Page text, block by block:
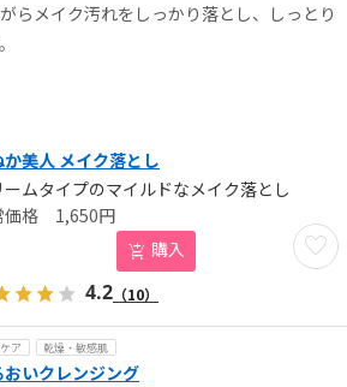
らメイク汚れをしっかり落とし、しっとり
美人 メイク落とし
ームタイプのマイルドなメイク落とし
お気
1,650円
購入
4.2 （10）
ア 乾燥・敏感肌
おいクレンジング